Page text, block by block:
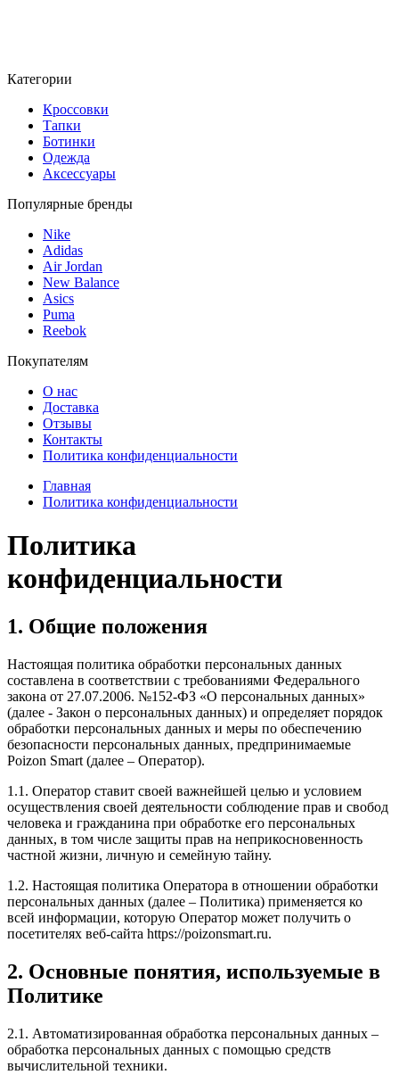
Категории
Кроссовки
Тапки
Ботинки
Одежда
Аксессуары
Популярные бренды
Nike
Adidas
Air Jordan
New Balance
Asics
Puma
Reebok
Покупателям
О нас
Доставка
Отзывы
Контакты
Политика конфиденциальности
Главная
Политика конфиденциальности
Политика
конфиденциальности
1. Общие положения
Настоящая политика обработки персональных данных
составлена в соответствии с требованиями Федерального
закона от 27.07.2006. №152-ФЗ «О персональных данных»
(далее - Закон о персональных данных) и определяет порядок
обработки персональных данных и меры по обеспечению
безопасности персональных данных, предпринимаемые
Poizon Smart (далее – Оператор).
1.1. Оператор ставит своей важнейшей целью и условием
осуществления своей деятельности соблюдение прав и свобод
человека и гражданина при обработке его персональных
данных, в том числе защиты прав на неприкосновенность
частной жизни, личную и семейную тайну.
1.2. Настоящая политика Оператора в отношении обработки
персональных данных (далее – Политика) применяется ко
всей информации, которую Оператор может получить о
посетителях веб-сайта https://poizonsmart.ru.
2. Основные понятия, используемые в
Политике
2.1. Автоматизированная обработка персональных данных –
обработка персональных данных с помощью средств
вычислительной техники.